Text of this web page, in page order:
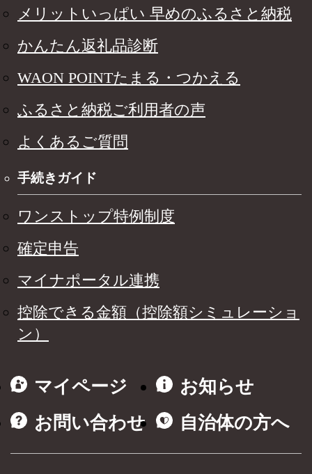
メリットいっぱい 早めのふるさと納税
かんたん返礼品診断
WAON POINTたまる・つかえる
ふるさと納税ご利用者の声
よくあるご質問
手続きガイド
ワンストップ特例制度
確定申告
マイナポータル連携
控除できる金額（控除額シミュレーショ
ン）
マイページ
お知らせ
お問い合わせ
自治体の方へ